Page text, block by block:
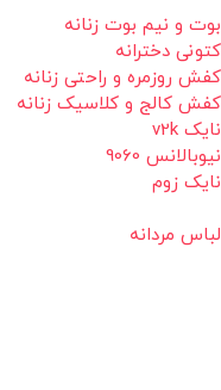
بوت و نیم بوت زنانه
کتونی دخترانه
کفش روزمره و راحتی زنانه
کفش کالج و کلاسیک زنانه
نایک v2k
نیوبالانس 9060
نایک زوم
لباس مردانه